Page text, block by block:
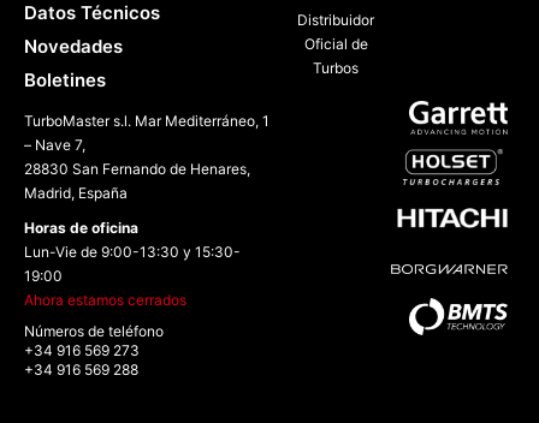
Distribuidor
Oficial de
Turbos
Datos Técnicos
Novedades
Boletines
TurboMaster s.l. Mar Mediterráneo, 1
– Nave 7,
28830 San Fernando de Henares,
Madrid, España
Horas de oficina
Lun-Vie de 9:00-13:30 y 15:30-
19:00
Ahora estamos cerrados
Números de teléfono
+34 916 569 273
+34 916 569 288